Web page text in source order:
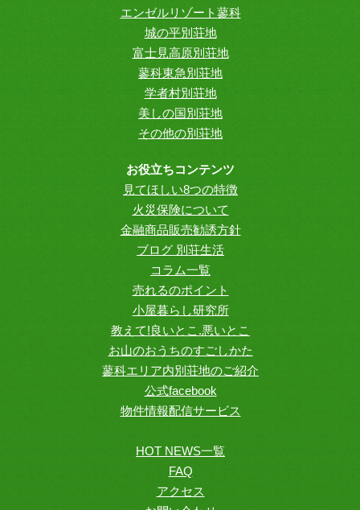
エンゼルリゾート蓼科
城の平別荘地
富士見高原別荘地
蓼科東急別荘地
学者村別荘地
美しの国別荘地
その他の別荘地
お役立ちコンテンツ
見てほしい8つの特徴
火災保険について
金融商品販売勧誘方針
ブログ 別荘生活
コラム一覧
売れるのポイント
小屋暮らし研究所
教えて!良いとこ.悪いとこ
お山のおうちのすごしかた
蓼科エリア内別荘地のご紹介
公式facebook
物件情報配信サービス
HOT NEWS一覧
FAQ
アクセス